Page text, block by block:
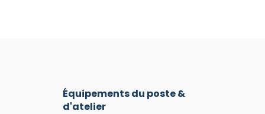
Équipements du poste &
d'atelier